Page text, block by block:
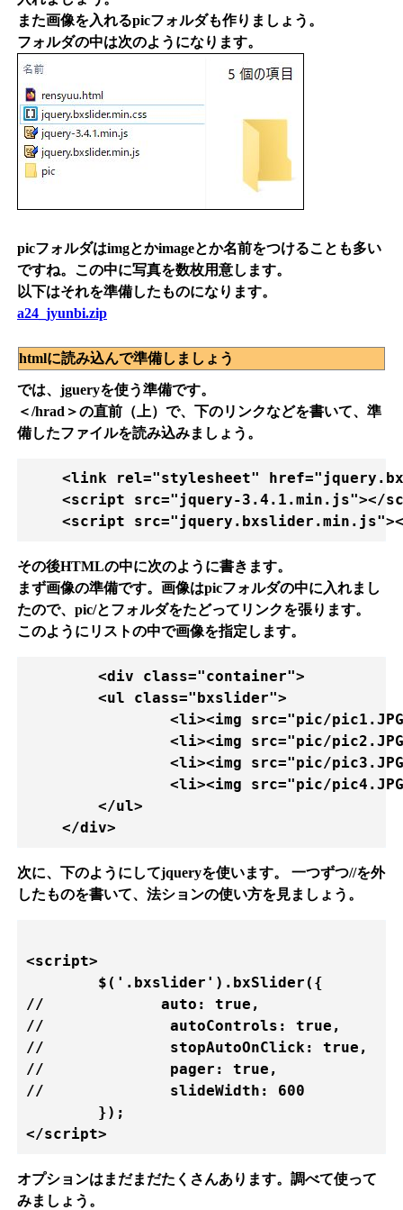
また画像を入れるpicフォルダも作りましょう。
フォルダの中は次のようになります。
picフォルダはimgとかimageとか名前をつけることも多い
ですね。この中に写真を数枚用意します。
以下はそれを準備したものになります。
a24_jyunbi.zip
htmlに読み込んで準備しましょう
では、jgueryを使う準備です。
＜/hrad＞の直前（上）で、下のリンクなどを書いて、準
備したファイルを読み込みましょう。
<link rel="stylesheet"
<script src="jquery-3.4.1.min.js"></
<script
その後HTMLの中に次のように書きます。
まず画像の準備です。画像はpicフォルダの中に入れまし
たので、pic/とフォルダをたどってリンクを張ります。
このようにリストの中で画像を指定します。
        <div class="container">
    </div>
次に、下のようにしてjqueryを使います。 一つずつ//を外
したものを書いて、法ションの使い方を見ましょう。
<script>
//             auto: true,
//		autoControls: true,
//		stopAutoOnClick: true,
//		pager: true,
//		slideWidth: 600
</script>
オプションはまだまだたくさんあります。調べて使って
みましょう。